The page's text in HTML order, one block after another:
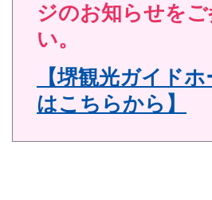
ジのお知らせを
い。
【堺観光ガイド
はこちらから】